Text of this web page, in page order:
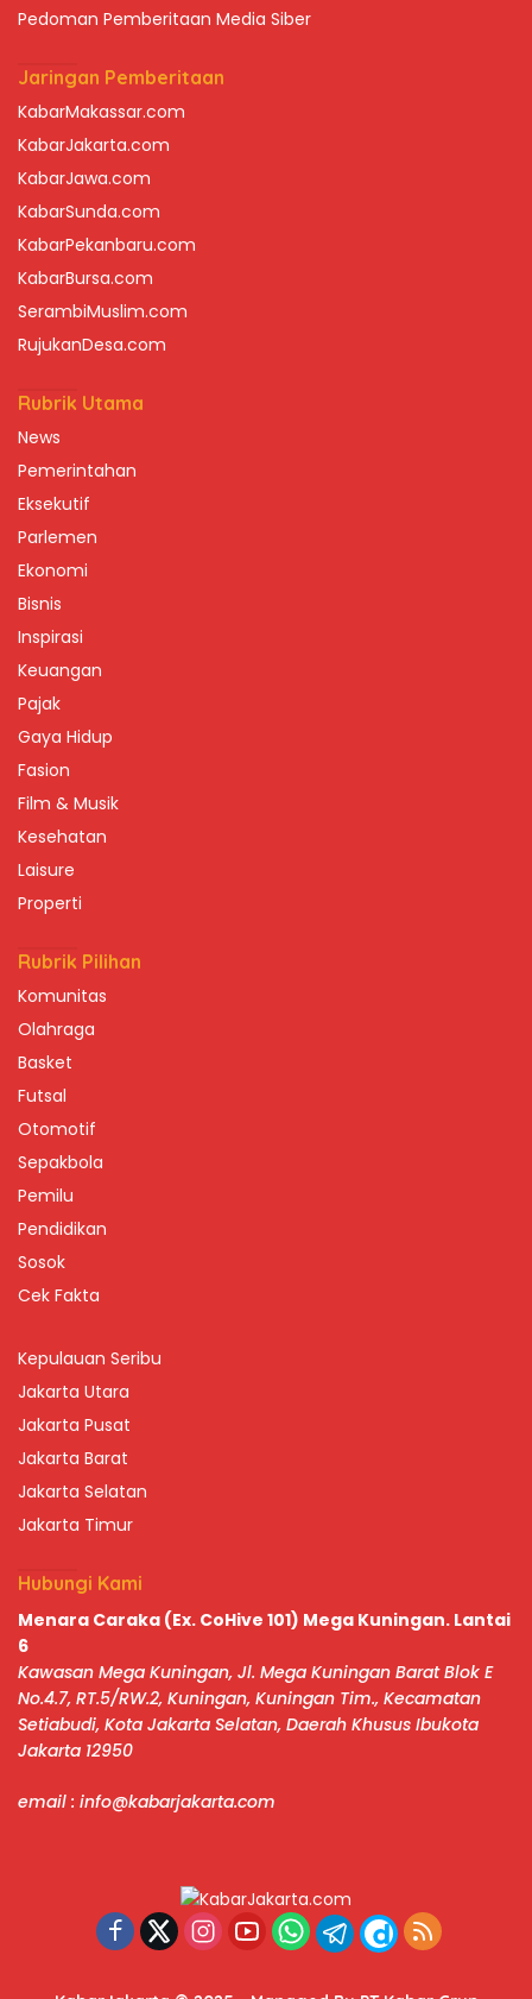
Pedoman Pemberitaan Media Siber
Jaringan Pemberitaan
KabarMakassar.com
KabarJakarta.com
KabarJawa.com
KabarSunda.com
KabarPekanbaru.com
KabarBursa.com
SerambiMuslim.com
RujukanDesa.com
Rubrik Utama
News
Pemerintahan
Eksekutif
Parlemen
Ekonomi
Bisnis
Inspirasi
Keuangan
Pajak
Gaya Hidup
Fasion
Film & Musik
Kesehatan
Laisure
Properti
Rubrik Pilihan
Komunitas
Olahraga
Basket
Futsal
Otomotif
Sepakbola
Pemilu
Pendidikan
Sosok
Cek Fakta
Kepulauan Seribu
Jakarta Utara
Jakarta Pusat
Jakarta Barat
Jakarta Selatan
Jakarta Timur
Hubungi Kami
Menara Caraka (Ex. CoHive 101) Mega Kuningan. Lantai
6
Kawasan Mega Kuningan, Jl. Mega Kuningan Barat Blok E
No.4.7, RT.5/RW.2, Kuningan, Kuningan Tim., Kecamatan
Setiabudi, Kota Jakarta Selatan, Daerah Khusus Ibukota
Jakarta 12950
email : info@kabarjakarta.com